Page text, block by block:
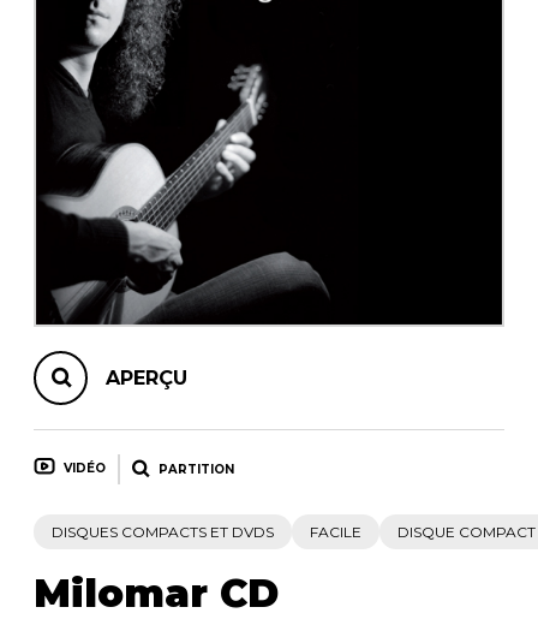
PARTITIONS POUR AUTRES
INSTRUMENTS
PARTITIONS POUR ENSEMBLES
AUTRES PRODUITS
APERÇU
VIDÉO PARTITION
DISQUES COMPACTS ET DVDS FACILE DISQUE COMPACT
Milomar CD